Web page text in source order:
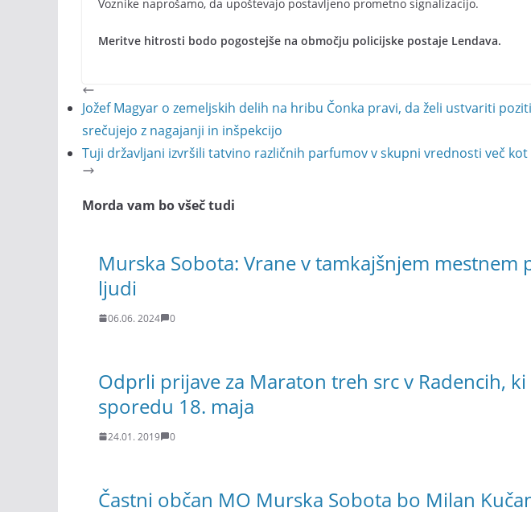
Voznike naprošamo, da upoštevajo postavljeno prometno signalizacijo.
Meritve hitrosti bodo pogostejše na območju policijske postaje Lendava.
Jožef Magyar o zemeljskih delih na hribu Čonka pravi, da želi ustvariti
srečujejo z nagajanji in inšpekcijo
Tuji državljani izvršili tatvino različnih parfumov v skupni vrednosti več kot
Morda vam bo všeč tudi
Murska Sobota: Vrane v tamkajšnjem mestnem
ljudi
06.06. 2024 0
Odprli prijave za Maraton treh src v Radencih,
sporedu 18. maja
24.01. 2019 0
Častni občan MO Murska Sobota bo Milan